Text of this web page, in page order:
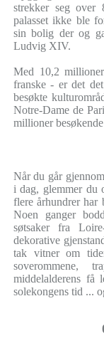
strekker seg over
palasset ikke ble
sin bolig der og
Ludvig XIV.
Med 10,2
franske - er det
besøkte
Notre-Dame de
millioner
Når du går
i dag, glemmer du
flere århundrer har
Noen ganger
søtsaker fra
dekorative
tak vitner om
soverommene,
middelalderens få
solekongens tid ...